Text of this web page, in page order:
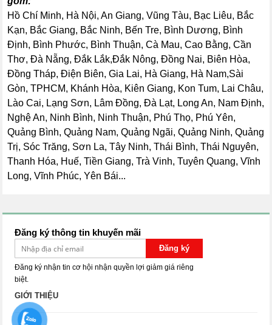
Hồ Chí Minh, Hà Nội, An Giang, Vũng Tàu, Bạc Liêu, Bắc
Kạn, Bắc Giang, Bắc Ninh, Bến Tre, Bình Dương, Bình
Định, Bình Phước, Bình Thuận, Cà Mau, Cao Bằng, Cần
Thơ, Đà Nẵng, Đắk Lắk,Đắk Nông, Đồng Nai, Biên Hòa,
Đồng Tháp, Điện Biên, Gia Lai, Hà Giang, Hà Nam,Sài
Gòn, TPHCM, Khánh Hòa, Kiên Giang, Kon Tum, Lai Châu,
Lào Cai, Lạng Sơn, Lâm Đồng, Đà Lạt, Long An, Nam Định,
Nghệ An, Ninh Bình, Ninh Thuận, Phú Thọ, Phú Yên,
Quảng Bình, Quảng Nam, Quảng Ngãi, Quảng Ninh, Quảng
Trị, Sóc Trăng, Sơn La, Tây Ninh, Thái Bình, Thái Nguyên,
Thanh Hóa, Huế, Tiền Giang, Trà Vinh, Tuyên Quang, Vĩnh
Long, Vĩnh Phúc, Yên Bái...
Đăng ký thông tin khuyến mãi
Đăng ký
Đăng ký nhận tin cơ hội nhận quyền lợi giảm giá riêng
biệt.
GIỚI THIỆU